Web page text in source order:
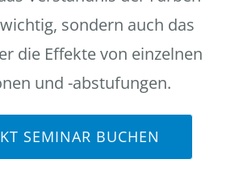
sondern auch das
die Effekte von einzelnen
und -abstufungen.
SEMINAR BUCHEN